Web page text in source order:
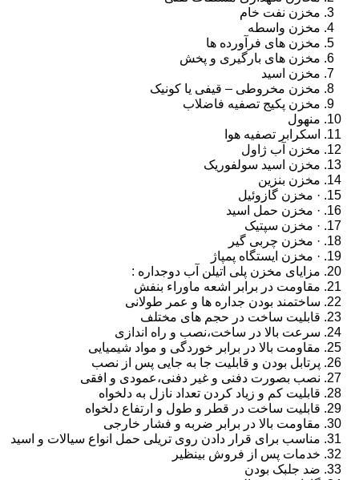
مخزن نفت خام
مخزن واسطه
مخزن های فرآورده ها
مخزن های بارگیری و پخش
مخزن اسید
مخزن مخروطی – قیفی یا کونیک
مخزن پکیج تصفیه فاضلاب
منهول
اسکرابر تصفیه هوا
مخزن آب ژاول
مخزن اسید سولفوریک
مخزن بنزین
· مخزن گازوئیل
· مخزن حمل اسید
· مخزن سپتیک
· مخزن چربی گیر
· مخزن ایستگاه پمپاژ
مزایای مخزن پلی اتیلن آب دوجداره :
مقاومت در برابر اشعه ماوراء بنفش
ساختمند بودن جداره ها و عمر طولانی
قابلیت ساخت در حجم های مختلف
سرعت بالا در ساخت،نصب و راه اندازی
مقاومت بالا در برابر خوردگی و مواد شیمیایی
پرتابل بودن و قابلیت جا به جایی پس از نصب
نصب بصورت دفنی و غیر دفنی،عمودی و افقی
قابلیت کم و زیاد کردن تعداد نازل به دلخواه
قابلیت ساخت در قطر و طول و ارتفاع دلخواه
مقاومت بالا در برابر ضربه و فشار خارجی
مناسب برای قرار دادن روی تریلی حمل انواع سیالات و اسید
خدمات پس از فروش بینظیر
ضد جلبک بودن